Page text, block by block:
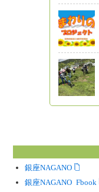
銀座NAGANO
銀座NAGANO Facebook